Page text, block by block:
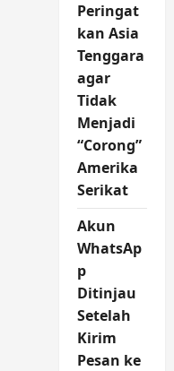
Peringat
kan Asia
Tenggara
agar
Tidak
Menjadi
“Corong”
Amerika
Serikat
Akun
WhatsAp
p
Ditinjau
Setelah
Kirim
Pesan ke